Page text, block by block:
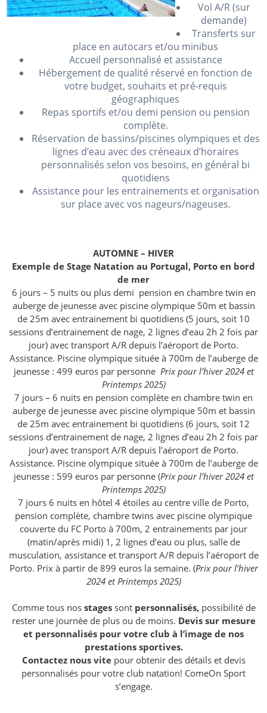
Vol A/R (sur
demande)
Transferts sur
place en autocars et/ou minibus
Accueil personnalisé et assistance
Hébergement de qualité réservé en fonction de
votre budget, souhaits et pré-requis
géographiques
Repas sportifs et/ou demi pension ou pension
complète.
Réservation de bassins/piscines olympiques et des
lignes d’eau avec des créneaux d’horaires
personnalisés selon vos besoins, en général bi
quotidiens
Assistance pour les entrainements et organisation
sur place avec vos nageurs/nageuses.
AUTOMNE – HIVER
Exemple de Stage Natation au Portugal, Porto en bord
de mer
6 jours – 5 nuits ou plus demi pension en chambre twin en
auberge de jeunesse avec piscine olympique 50m et bassin
de 25m avec entrainement bi quotidiens (5 jours, soit 10
sessions d’entrainement de nage, 2 lignes d’eau 2h 2 fois par
jour) avec transport A/R depuis l’aéroport de Porto.
Assistance. Piscine olympique située à 700m de l’auberge de
jeunesse : 499 euros par personne Prix pour l’hiver 2024 et
Printemps 2025)
7 jours – 6 nuits en pension complète en chambre twin en
auberge de jeunesse avec piscine olympique 50m et bassin
de 25m avec entrainement bi quotidiens (6 jours, soit 12
sessions d’entrainement de nage, 2 lignes d’eau 2h 2 fois par
jour) avec transport A/R depuis l’aéroport de Porto.
Assistance. Piscine olympique située à 700m de l’auberge de
jeunesse : 599 euros par personne (Prix pour l’hiver 2024 et
Printemps 2025)
7 jours 6 nuits en hôtel 4 étoiles au centre ville de Porto,
pension complète, chambre twins avec piscine olympique
couverte du FC Porto à 700m, 2 entrainements par jour
(matin/après midi) 1, 2 lignes d’eau ou plus, salle de
musculation, assistance et transport A/R depuis l’aéroport de
Porto. Prix à partir de 899 euros la semaine. (Prix pour l’hiver
2024 et Printemps 2025)
Comme tous nos stages sontpersonnalisés, possibilité de
rester une journée de plus ou de moins. Devis sur mesure
et personnalisés pour votre club à l’image de nos
prestations sportives.
Contactez nous vitepour obtenir des détails et devis
personnalisés pour votre club natation! ComeOn Sport
s’engage.